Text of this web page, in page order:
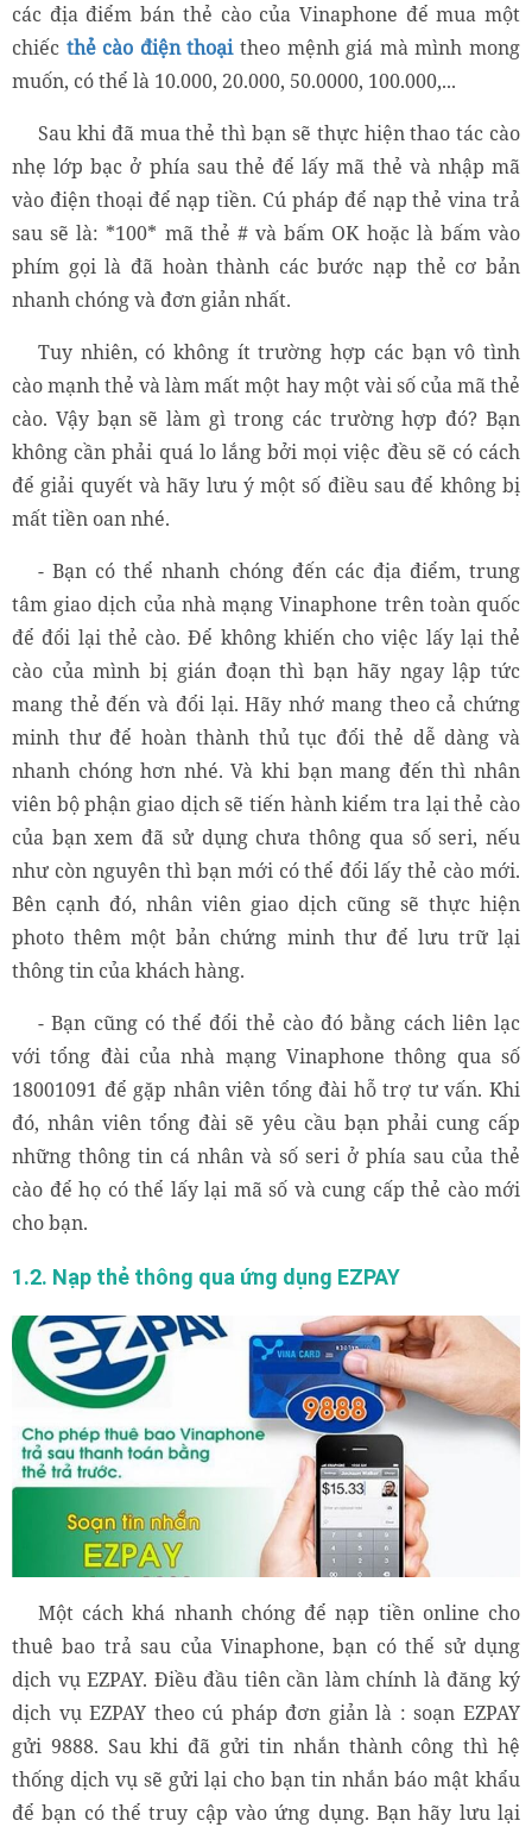
các địa điểm bán thẻ cào của Vinaphone để mua một
chiếc thẻ cào điện thoạitheo mệnh giá mà mình mong
muốn, có thể là 10.000, 20.000, 50.0000, 100.000,...
Sau khi đã mua thẻ thì bạn sẽ thực hiện thao tác cào
nhẹ lớp bạc ở phía sau thẻ để lấy mã thẻ và nhập mã
vào điện thoại để nạp tiền. Cú pháp để nạp thẻ vina trả
sau sẽ là: *100* mã thẻ # và bấm OK hoặc là bấm vào
phím gọi là đã hoàn thành các bước nạp thẻ cơ bản
nhanh chóng và đơn giản nhất.
Tuy nhiên, có không ít trường hợp các bạn vô tình
cào mạnh thẻ và làm mất một hay một vài số của mã thẻ
cào. Vậy bạn sẽ làm gì trong các trường hợp đó? Bạn
không cần phải quá lo lắng bởi mọi việc đều sẽ có cách
để giải quyết và hãy lưu ý một số điều sau để không bị
mất tiền oan nhé.
- Bạn có thể nhanh chóng đến các địa điểm, trung
tâm giao dịch của nhà mạng Vinaphone trên toàn quốc
để đổi lại thẻ cào. Để không khiến cho việc lấy lại thẻ
cào của mình bị gián đoạn thì bạn hãy ngay lập tức
mang thẻ đến và đổi lại. Hãy nhớ mang theo cả chứng
minh thư để hoàn thành thủ tục đổi thẻ dễ dàng và
nhanh chóng hơn nhé. Và khi bạn mang đến thì nhân
viên bộ phận giao dịch sẽ tiến hành kiểm tra lại thẻ cào
của bạn xem đã sử dụng chưa thông qua số seri, nếu
như còn nguyên thì bạn mới có thể đổi lấy thẻ cào mới.
Bên cạnh đó, nhân viên giao dịch cũng sẽ thực hiện
photo thêm một bản chứng minh thư để lưu trữ lại
thông tin của khách hàng.
- Bạn cũng có thể đổi thẻ cào đó bằng cách liên lạc
với tổng đài của nhà mạng Vinaphone thông qua số
18001091 để gặp nhân viên tổng đài hỗ trợ tư vấn. Khi
đó, nhân viên tổng đài sẽ yêu cầu bạn phải cung cấp
những thông tin cá nhân và số seri ở phía sau của thẻ
cào để họ có thể lấy lại mã số và cung cấp thẻ cào mới
cho bạn.
1.2. Nạp thẻ thông qua ứng dụng EZPAY
Một cách khá nhanh chóng để nạp tiền online cho
thuê bao trả sau của Vinaphone, bạn có thể sử dụng
dịch vụ EZPAY. Điều đầu tiên cần làm chính là đăng ký
dịch vụ EZPAY theo cú pháp đơn giản là : soạn EZPAY
gửi 9888. Sau khi đã gửi tin nhắn thành công thì hệ
thống dịch vụ sẽ gửi lại cho bạn tin nhắn báo mật khẩu
để bạn có thể truy cập vào ứng dụng. Bạn hãy lưu lại